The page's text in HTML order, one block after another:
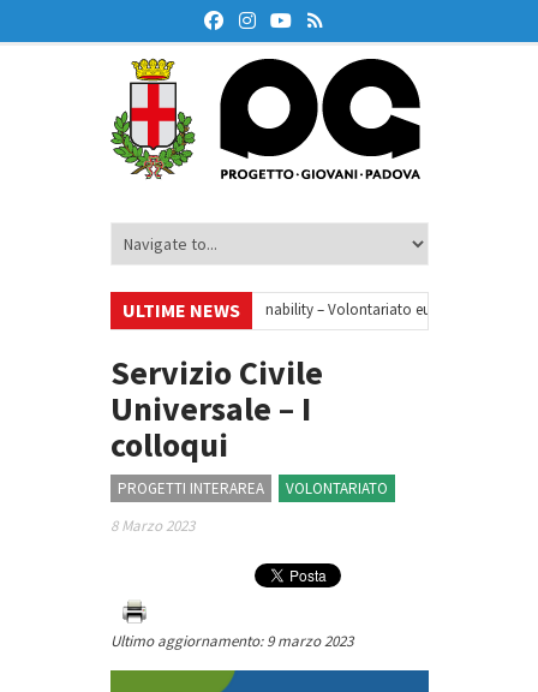
ULTIME NEWS
Your small steps towards sustainability – Volontariato europeo a Padova
• Oxford Debate Lab – Borse di studio 2026/27
Servizio Civile
Universale – I
colloqui
PROGETTI INTERAREA
VOLONTARIATO
8 Marzo 2023
Ultimo aggiornamento: 9 marzo 2023